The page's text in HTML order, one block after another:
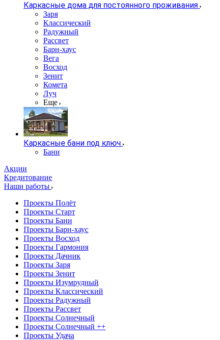
Каркасные дома для постоянного проживания
Заря
Классический
Радужный
Рассвет
Барн-хаус
Вега
Восход
Зенит
Комета
Луч
Еще
Каркасные бани под ключ
Бани
Акции
Кредитование
Наши работы
Проекты Полёт
Проекты Старт
Проекты Бани
Проекты Барн-хаус
Проекты Восход
Проекты Гармония
Проекты Дачник
Проекты Заря
Проекты Зенит
Проекты Изумрудный
Проекты Классический
Проекты Радужный
Проекты Рассвет
Проекты Солнечный
Проекты Солнечный ++
Проекты Удача